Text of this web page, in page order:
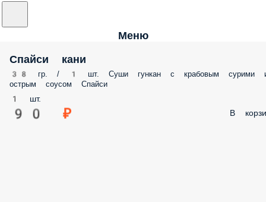
Меню
Спайси кани
38 гр. / 1 шт. Суши гункан с крабовым сурими
острым соусом Спайси
1 шт.
90 ₽ В